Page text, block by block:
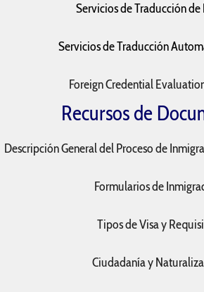
Servicios de Traducción de
Servicios de Traducción
Foreign Credential
Recursos de
Descripción General del Proceso de
Formularios de
Tipos de Visa y
Ciudadanía y